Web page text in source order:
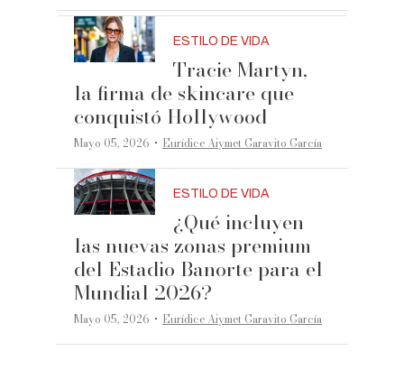
ESTILO DE VIDA
Tracie Martyn,
la firma de skincare que
conquistó Hollywood
Mayo 05, 2026 ·Eurídice Aiymet Garavito García
ESTILO DE VIDA
¿Qué incluyen
las nuevas zonas premium
del Estadio Banorte para el
Mundial 2026?
Mayo 05, 2026 ·Eurídice Aiymet Garavito García